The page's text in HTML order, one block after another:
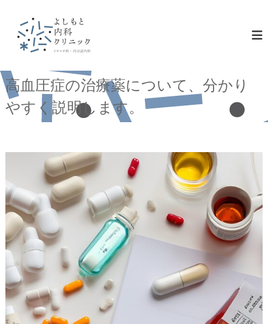
へ
ス
キ
ッ
高血圧症の治療薬について、分かり
やすく説明します。